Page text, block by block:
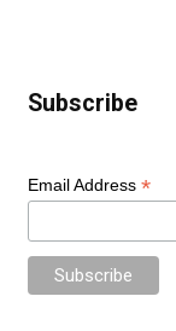
Subscribe
Email Address *